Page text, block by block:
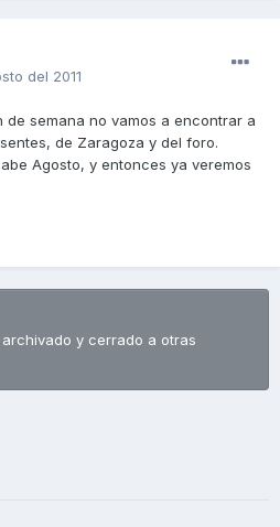
del 2011
semana no vamos a encontrar a
de Zaragoza y del foro.
Agosto, y entonces ya veremos
y cerrado a otras